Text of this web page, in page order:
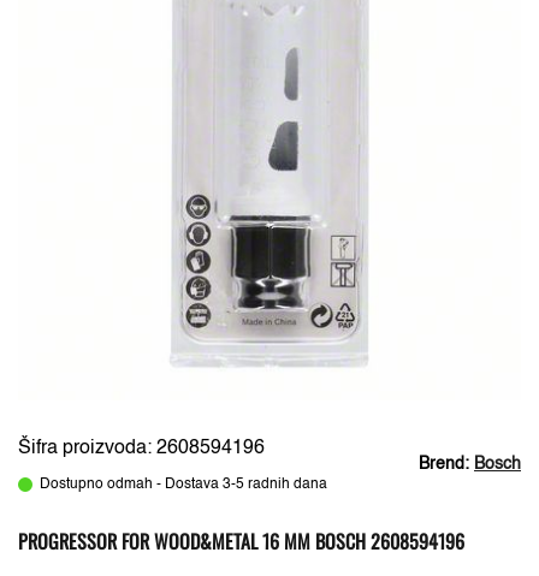
Brend: Bosch
Šifra proizvoda: 2608594196
Dostupno odmah - Dostava 3-5 radnih dana
PROGRESSOR FOR WOOD&METAL 16 MM BOSCH 2608594196